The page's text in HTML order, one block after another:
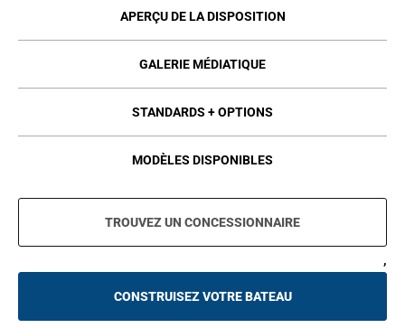
T
B
APERÇU DE LA DISPOSITION
GALERIE MÉDIATIQUE
STANDARDS + OPTIONS
MODÈLES DISPONIBLES
TROUVEZ UN CONCESSIONNAIRE
,
CONSTRUISEZ VOTRE BATEAU
O